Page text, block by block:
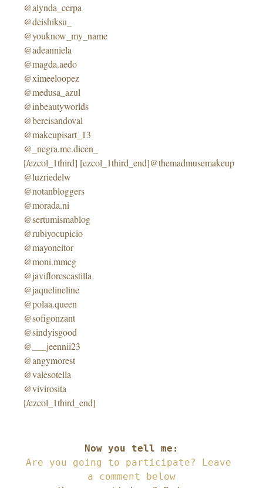
@alynda_cerpa
@deishiksu_
@youknow_my_name
@adeanniela
@magda.aedo
@ximeeloopez
@medusa_azul
@inbeautyworlds
@bereisandoval
@makeupisart_13
@_negra.me.dicen_
[/ezcol_1third] [ezcol_1third_end]@themadmusemakeup
@luzriedelw
@notanbloggers
@morada.ni
@sertumismablog
@rubiyocupicio
@mayoneitor
@moni.mmcg
@javiflorescastilla
@jaquelineline
@polaa.queen
@sofigonzant
@sindyisgood
@___jeennii23
@angymorest
@valesotella
@vivirosita
[/ezcol_1third_end]
Are you going to participate? Leave
a comment below